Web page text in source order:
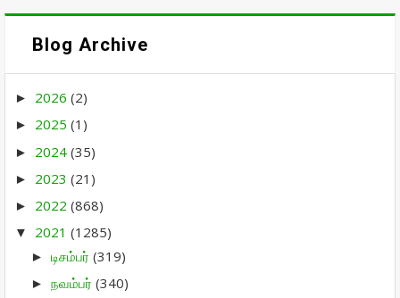
Blog Archive
► 2026 (2)
► 2025 (1)
► 2024 (35)
► 2023 (21)
► 2022 (868)
▼ 2021 (1285)
► டிசம்பர் (319)
► நவம்பர் (340)